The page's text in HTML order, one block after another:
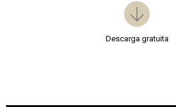
Descarga gratuita